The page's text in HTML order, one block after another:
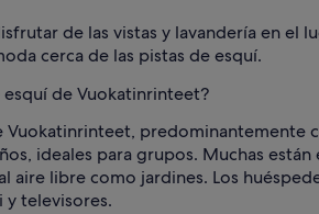
de las vistas y lavandería en el
cerca de las pistas de esquí.
esquí de Vuokatinrinteet?
predominantemente
ideales para grupos. Muchas están
aire libre como jardines. Los
y televisores.